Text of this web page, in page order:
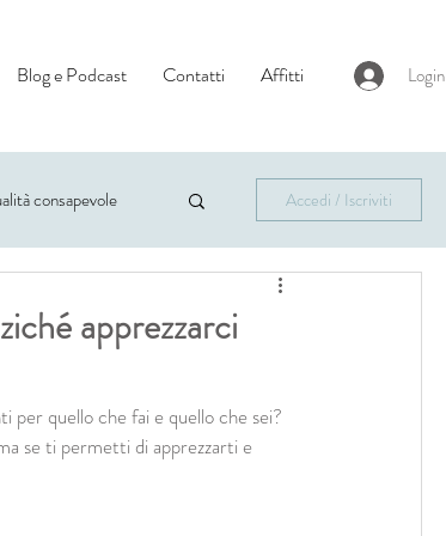
Blog e Podcast Contatti Affitti Login
consapevole Accedi / Iscriviti
apprezzarci
quello che fai e quello che sei?
se ti permetti di apprezzarti e